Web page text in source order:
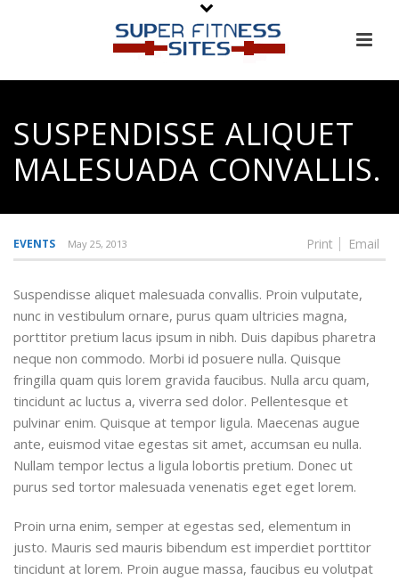
SUSPENDISSE ALIQUET
MALESUADA CONVALLIS.
Print Email
EVENTS May 25, 2013
Suspendisse aliquet malesuada convallis. Proin vulputate,
nunc in vestibulum ornare, purus quam ultricies magna,
porttitor pretium lacus ipsum in nibh. Duis dapibus pharetra
neque non commodo. Morbi id posuere nulla. Quisque
fringilla quam quis lorem gravida faucibus. Nulla arcu quam,
tincidunt ac luctus a, viverra sed dolor. Pellentesque et
pulvinar enim. Quisque at tempor ligula. Maecenas augue
ante, euismod vitae egestas sit amet, accumsan eu nulla.
Nullam tempor lectus a ligula lobortis pretium. Donec ut
purus sed tortor malesuada venenatis eget eget lorem.
Proin urna enim, semper at egestas sed, elementum in
justo. Mauris sed mauris bibendum est imperdiet porttitor
tincidunt at lorem. Proin augue massa, faucibus eu volutpat